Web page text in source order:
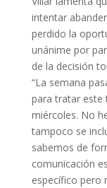
intentar
perdido la
unánime por
de la decisión
“La semana
para tratar este
miércoles. No
tampoco se
sabemos de
comunicación
específico pero